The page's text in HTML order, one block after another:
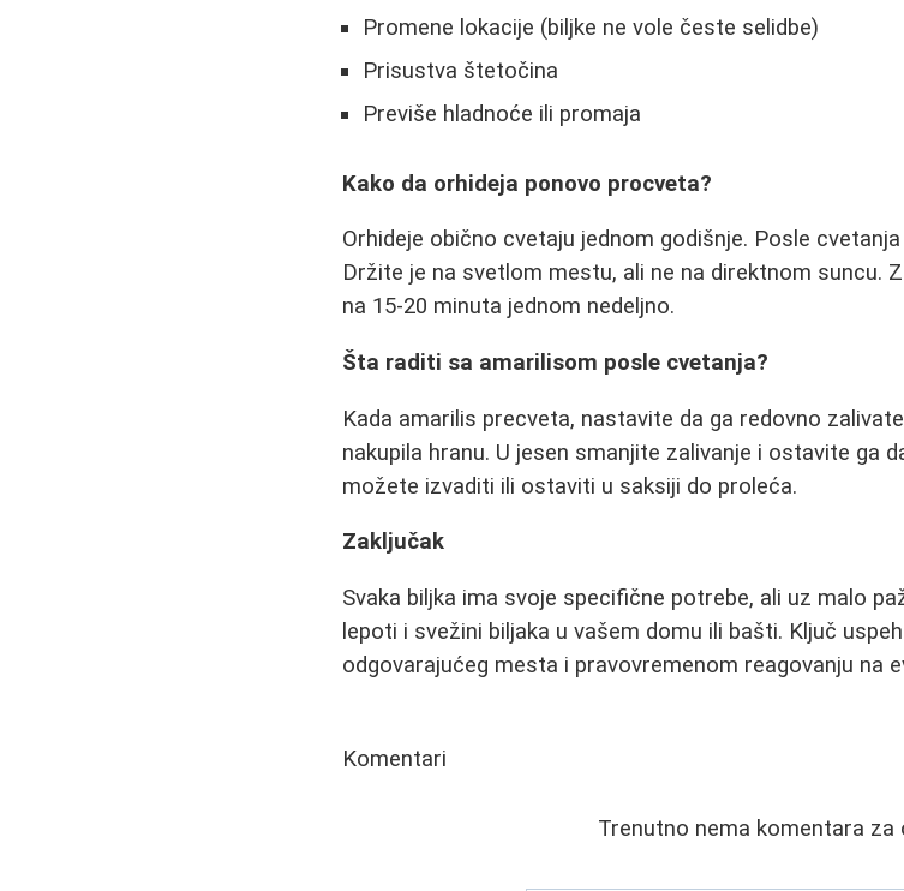
Promene lokacije (biljke ne vole česte selidbe)
Prisustva štetočina
Previše hladnoće ili promaja
Kako da orhideja ponovo procveta?
Orhideje obično cvetaju jednom godišnje. Posle
Držite je na svetlom mestu, ali ne na direktnom suncu.
na 15-20 minuta jednom nedeljno.
Šta raditi sa amarilisom posle cvetanja?
Kada amarilis precveta, nastavite da ga redovno
nakupila hranu. U jesen smanjite zalivanje i ostavite ga
možete izvaditi ili ostaviti u saksiji do proleća.
Zaključak
Svaka biljka ima svoje specifične potrebe, ali uz malo
lepoti i svežini biljaka u vašem domu ili bašti. Ključ
odgovarajućeg mesta i pravovremenom reagovanju na
Komentari
Trenutno nema komentara za